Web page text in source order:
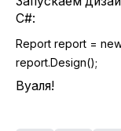
C#:
Report report =
report.Design();
Вуаля!